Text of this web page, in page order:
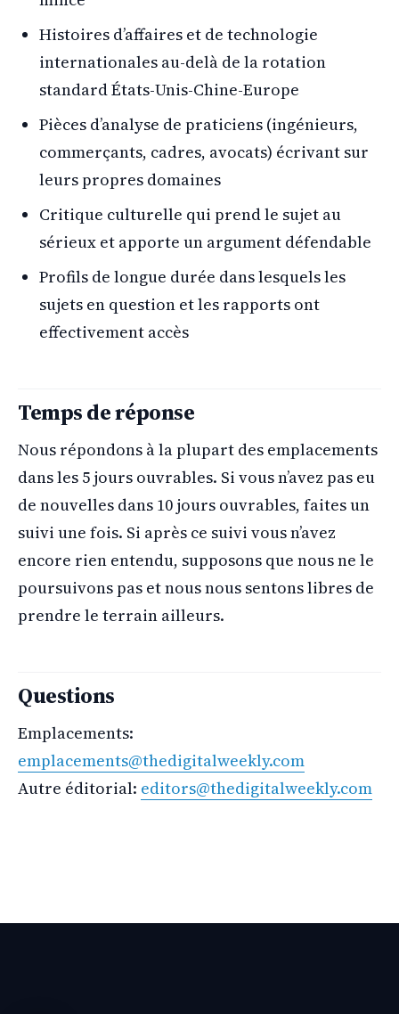
Histoires d’affaires et de technologie
internationales au-delà de la rotation
standard États-Unis-Chine-Europe
Pièces d’analyse de praticiens (ingénieurs,
commerçants, cadres, avocats) écrivant sur
leurs propres domaines
Critique culturelle qui prend le sujet au
sérieux et apporte un argument défendable
Profils de longue durée dans lesquels les
sujets en question et les rapports ont
effectivement accès
Temps de réponse
Nous répondons à la plupart des emplacements
dans les 5 jours ouvrables. Si vous n’avez pas eu
de nouvelles dans 10 jours ouvrables, faites un
suivi une fois. Si après ce suivi vous n’avez
encore rien entendu, supposons que nous ne le
poursuivons pas et nous nous sentons libres de
prendre le terrain ailleurs.
Questions
Emplacements:
emplacements@thedigitalweekly.com
Autre éditorial: editors@thedigitalweekly.com